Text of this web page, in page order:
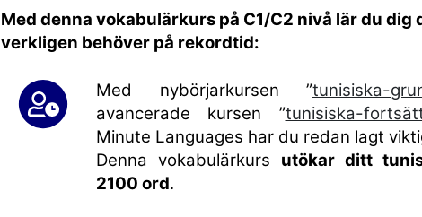
Med denna vokabulärkurs på C1/C2 nivå lär du dig
verkligen behöver på rekordtid:
Med nybörjarkursen ”tunisiska-
avancerade kursen ”tunisiska-
Minute Languages har du redan lagt
Denna vokabulärkurs utökar ditt
2100 ord.